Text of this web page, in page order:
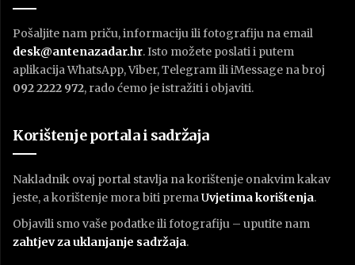
Pošaljite nam priču, informaciju ili fotografiju na email
desk@antenazadar.hr. Isto možete poslati i putem
aplikacija WhatsApp, Viber, Telegram ili iMessage na broj
092 2222 972, rado ćemo je istražiti i objaviti.
Korištenje portala i sadržaja
Nakladnik ovaj portal stavlja na korištenje onakvim kakav
jeste, a korištenje mora biti premaUvjetima korištenja.
Objavili smo vaše podatke ili fotografiju – uputite nam
zahtjev za uklanjanje sadržaja.